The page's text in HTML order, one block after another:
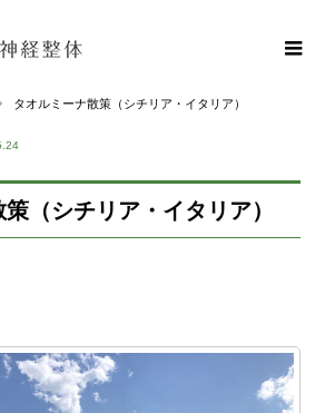
タオルミーナ散策（シチリア・イタリア）
（シチリア・イタリア）